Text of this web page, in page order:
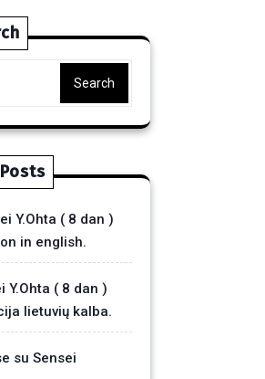
Search
Y.Ohta ( 8 dan )
in english.
Y.Ohta ( 8 dan )
lietuvių kalba.
su Sensei